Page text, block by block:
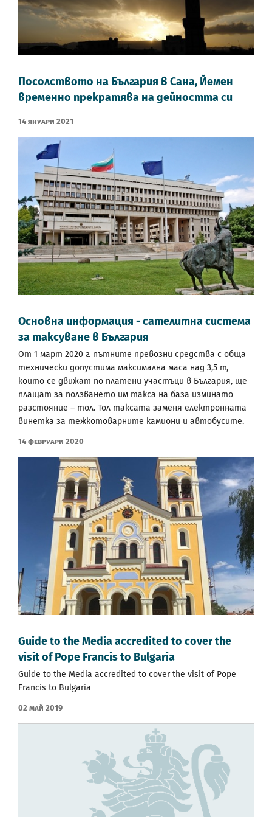
Посолството на България в Сана, Йемен
временно прекратява на дейността си
14 Януари 2021
Основна информация - сателитна система
за таксуване в България
От 1 март 2020 г. пътните превозни средства с обща
технически допустима максимална маса над 3,5 т,
които се движат по платени участъци в България, ще
плащат за ползването им такса на база изминато
разстояние – тол. Тол таксата заменя електронната
винетка за тежкотоварните камиони и автобусите.
14 Февруари 2020
Guide to the Media accredited to cover the
visit of Pope Francis to Bulgaria
Guide to the Media accredited to cover the visit of Pope
Francis to Bulgaria
02 Май 2019